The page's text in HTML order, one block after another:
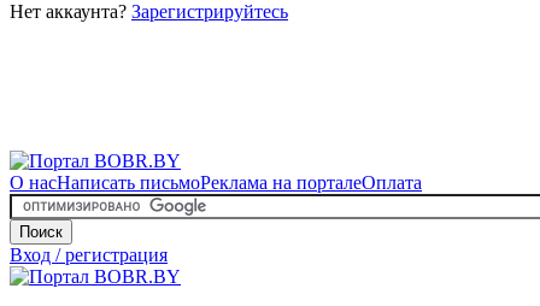
Нет аккаунта? Зарегистрируйтесь
О насНаписать письмоРеклама на порталеОплата
Поиск
Вход / регистрация